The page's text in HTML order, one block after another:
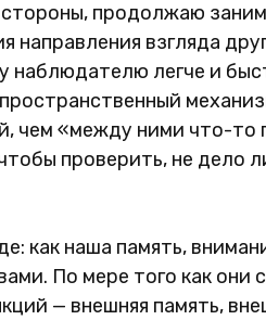
продолжаю
взгляда
легче и
чем «между ними что-то
проверить, не дело
как наша память,
По мере того как они
— внешняя память,